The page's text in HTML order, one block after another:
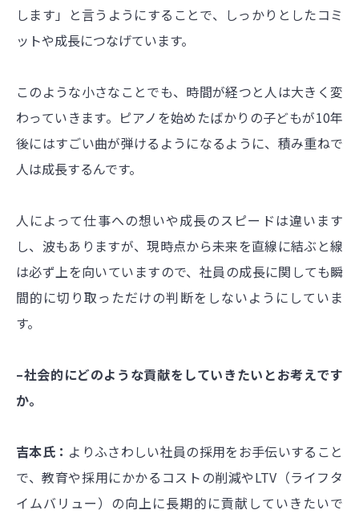
します」と言うようにすることで、しっかりとしたコミ
ットや成長につなげています。
このような小さなことでも、時間が経つと人は大きく変
わっていきます。ピアノを始めたばかりの子どもが10年
後にはすごい曲が弾けるようになるように、積み重ねで
人は成長するんです。
人によって仕事への想いや成長のスピードは違います
し、波もありますが、現時点から未来を直線に結ぶと線
は必ず上を向いていますので、社員の成長に関しても瞬
間的に切り取っただけの判断をしないようにしていま
す。
–社会的にどのような貢献をしていきたいとお考えです
か。
吉本氏： よりふさわしい社員の採用をお手伝いすること
で、教育や採用にかかるコストの削減やLTV（ライフタ
イムバリュー）の向上に長期的に貢献していきたいで